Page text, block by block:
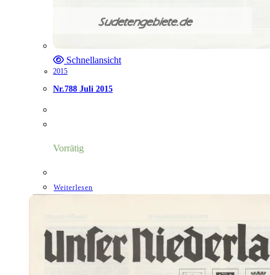
Schnellansicht
2015
Nr.788 Juli 2015
Vorrätig
Weiterlesen